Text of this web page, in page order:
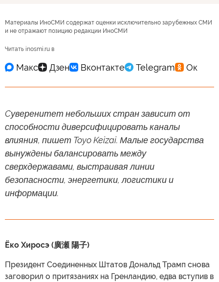
Материалы ИноСМИ содержат оценки исключительно зарубежных СМИ
и не отражают позицию редакции ИноСМИ
Читать inosmi.ru в
Cуверенитет небольших стран зависит от
способности диверсифицировать каналы
влияния, пишет Toyo Keizai. Малые государства
вынуждены балансировать между
сверхдержавами, выстраивая линии
безопасности, энергетики, логистики и
информации.
Ёко Хиросэ (廣瀬 陽子)
Президент Соединенных Штатов Дональд Трамп снова
заговорил о притязаниях на Гренландию, едва вступив в